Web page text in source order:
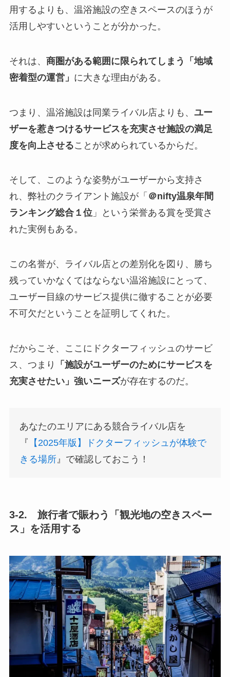
用するよりも、温浴施設の空きスペースのほうが
活用しやすいということが分かった。
それは、 商圏がある範囲に限られてしまう「地域
密着型の運営」 に大きな理由がある。
つまり、温浴施設は同業ライバル店よりも、 ユー
ザーを惹きつけるサービスを充実させ施設の満足
度を向上させることが求められているからだ。
そして、このような姿勢がユーザーから支持さ
れ、弊社のクライアント施設が「 ＠nifty温泉年間
ランキング総合１位」という栄誉ある賞を受賞さ
れた実例もある。
この名誉が、ライバル店との差別化を図り、勝ち
残っていかなくてはならない温浴施設にとって、
ユーザー目線のサービス提供に徹することが必要
不可欠だということを証明してくれた。
だからこそ、ここにドクターフィッシュのサービ
ス、つまり
「施設がユーザーのためにサービスを
充実させたい」強いニーズが存在するのだ。
あなたのエリアにある競合ライバル店を
『 【2025年版】ドクターフィッシュが体験で
きる場所』で確認しておこう！
3-2. 旅行者で賑わう「観光地の空きスペー
ス」を活用する